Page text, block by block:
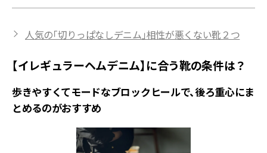
人気の「切りっぱなしデニム」相性が悪くない靴２つ
【イレギュラーヘムデニム】に合う靴の条件は？
歩きやすくてモードなブロックヒールで、後ろ重心にま
とめるのがおすすめ